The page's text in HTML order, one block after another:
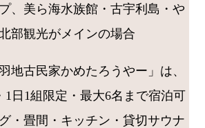
、美ら海水族館・古宇利島・や
部観光がメインの場合
地古民家かめたろうやー」は、
1日1組限定・最大6名まで宿泊可
・畳間・キッチン・貸切サウナ